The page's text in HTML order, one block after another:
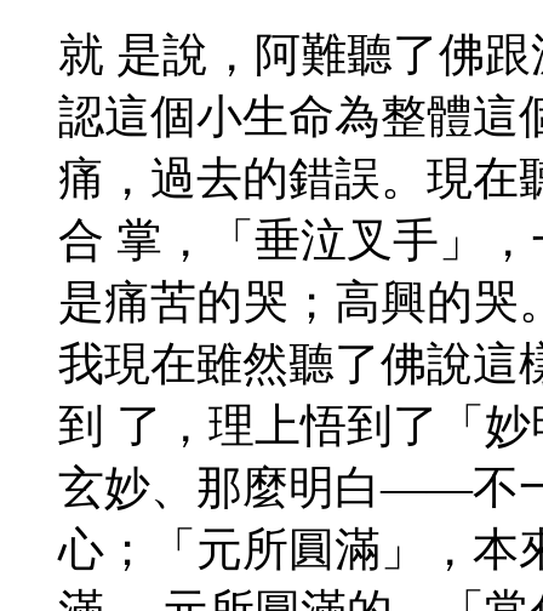
就 是說，阿難聽了佛
認這個小生命為整體這
痛，過去的錯誤。現在
合 掌，「垂泣叉手」
是痛苦的哭；高興的哭
我現在雖然聽了佛說這
到 了，理上悟到了「
玄妙、那麼明白——不
心；「元所圓滿」，本